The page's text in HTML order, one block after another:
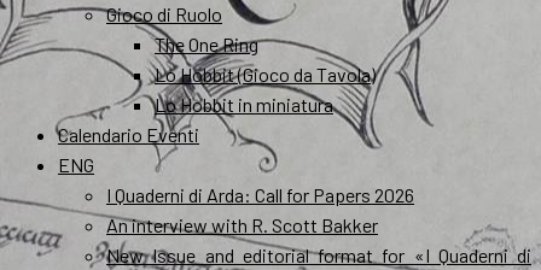
Gioco di Ruolo
The One Ring
Lo Hobbit (Gioco da Tavola)
Lo Hobbit in miniatura
Calendario Eventi
ENG
I Quaderni di Arda: Call for Papers 2026
An interview with R. Scott Bakker
New Issue and editorial format for «I Quaderni di